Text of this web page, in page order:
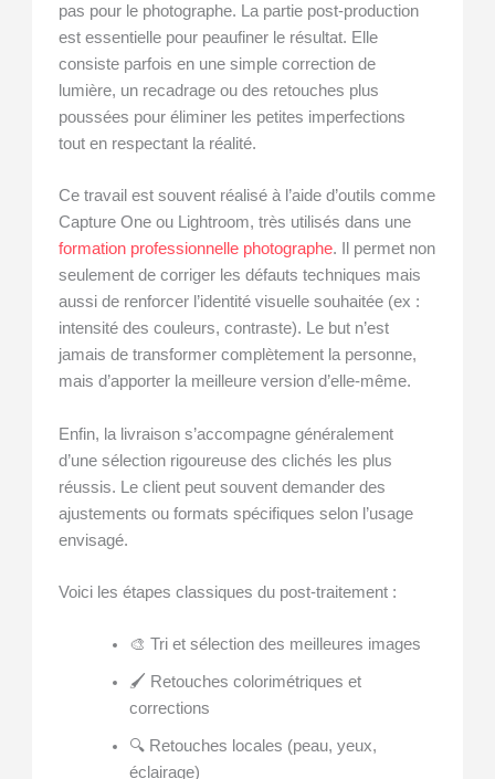
pas pour le photographe. La partie post-production
est essentielle pour peaufiner le résultat. Elle
consiste parfois en une simple correction de
lumière, un recadrage ou des retouches plus
poussées pour éliminer les petites imperfections
tout en respectant la réalité.
Ce travail est souvent réalisé à l’aide d’outils comme
Capture One ou Lightroom, très utilisés dans une
formation professionnelle photographe. Il permet non
seulement de corriger les défauts techniques mais
aussi de renforcer l’identité visuelle souhaitée (ex :
intensité des couleurs, contraste). Le but n’est
jamais de transformer complètement la personne,
mais d’apporter la meilleure version d’elle-même.
Enfin, la livraison s’accompagne généralement
d’une sélection rigoureuse des clichés les plus
réussis. Le client peut souvent demander des
ajustements ou formats spécifiques selon l’usage
envisagé.
Voici les étapes classiques du post-traitement :
🎨 Tri et sélection des meilleures images
🖌️ Retouches colorimétriques et
corrections
🔍 Retouches locales (peau, yeux,
éclairage)